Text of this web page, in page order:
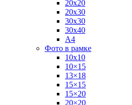
20х20
20х30
30х30
30х40
А4
Фото в рамке
10х10
10×15
13×18
15×15
15×20
20×20